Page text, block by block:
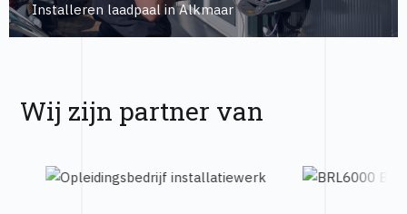
Installeren laadpaal in Alkmaar
Wij zijn partner van